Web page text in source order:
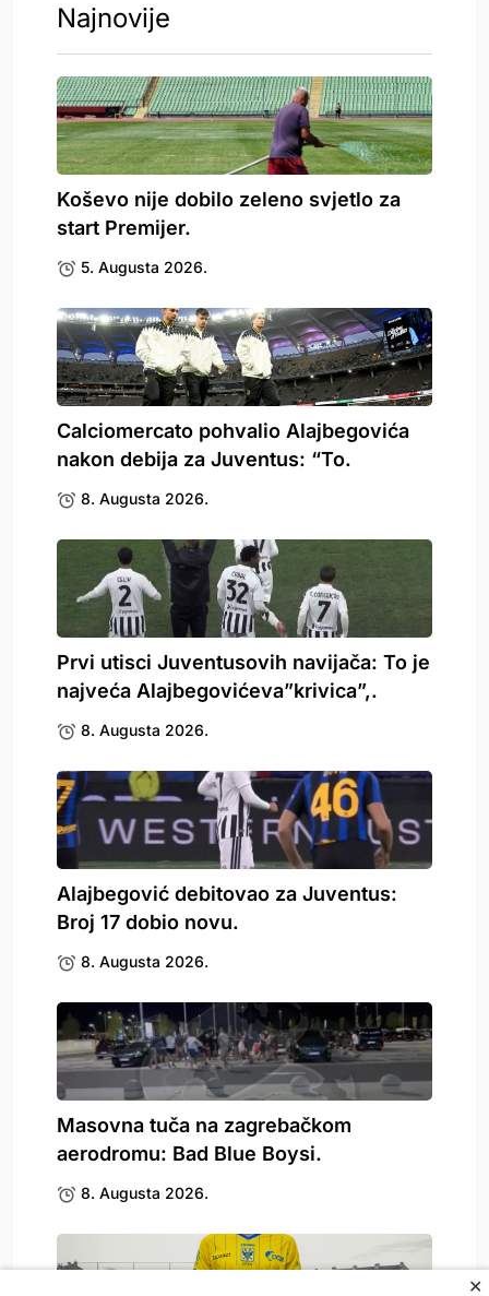
✕
Najnovije
Koševo nije dobilo zeleno svjetlo za
start Premijer.
5. Augusta 2026.
Calciomercato pohvalio Alajbegovića
nakon debija za Juventus: “To.
8. Augusta 2026.
Prvi utisci Juventusovih navijača: To je
najveća Alajbegovićeva”krivica”,.
8. Augusta 2026.
Alajbegović debitovao za Juventus:
Broj 17 dobio novu.
8. Augusta 2026.
Masovna tuča na zagrebačkom
aerodromu: Bad Blue Boysi.
8. Augusta 2026.